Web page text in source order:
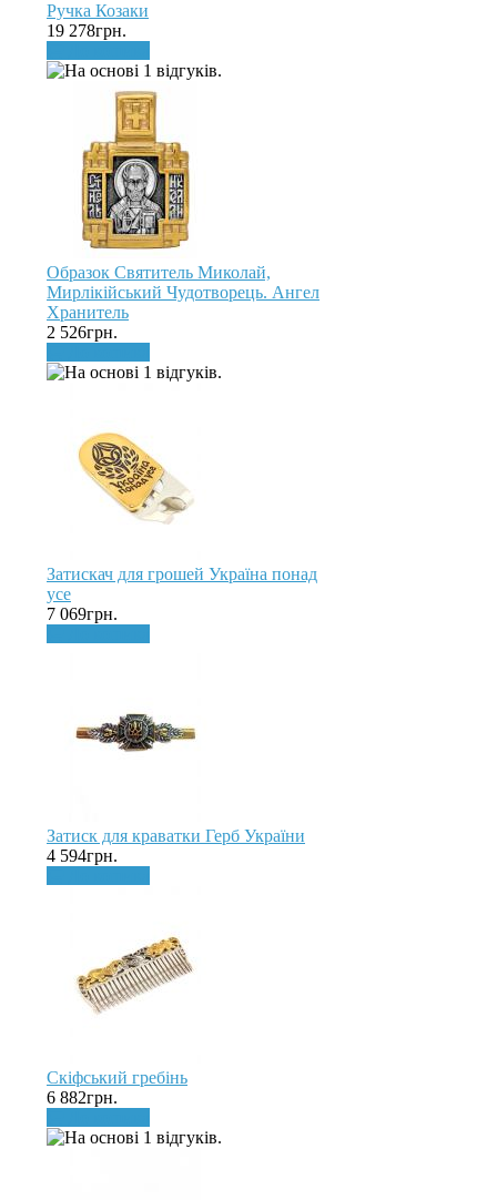
Ручка Козаки
19 278грн.
Образок Святитель Миколай,
Мирлікійський Чудотворець. Ангел
Хранитель
2 526грн.
Затискач для грошей Україна понад
усе
7 069грн.
Затиск для краватки Герб України
4 594грн.
Скіфський гребінь
6 882грн.